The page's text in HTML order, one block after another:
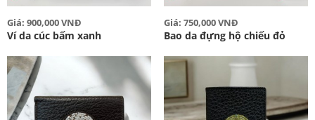
Giá: 900,000 VNĐ
Ví da cúc bấm xanh
Giá: 750,000 VNĐ
Bao da đựng hộ chiếu đỏ